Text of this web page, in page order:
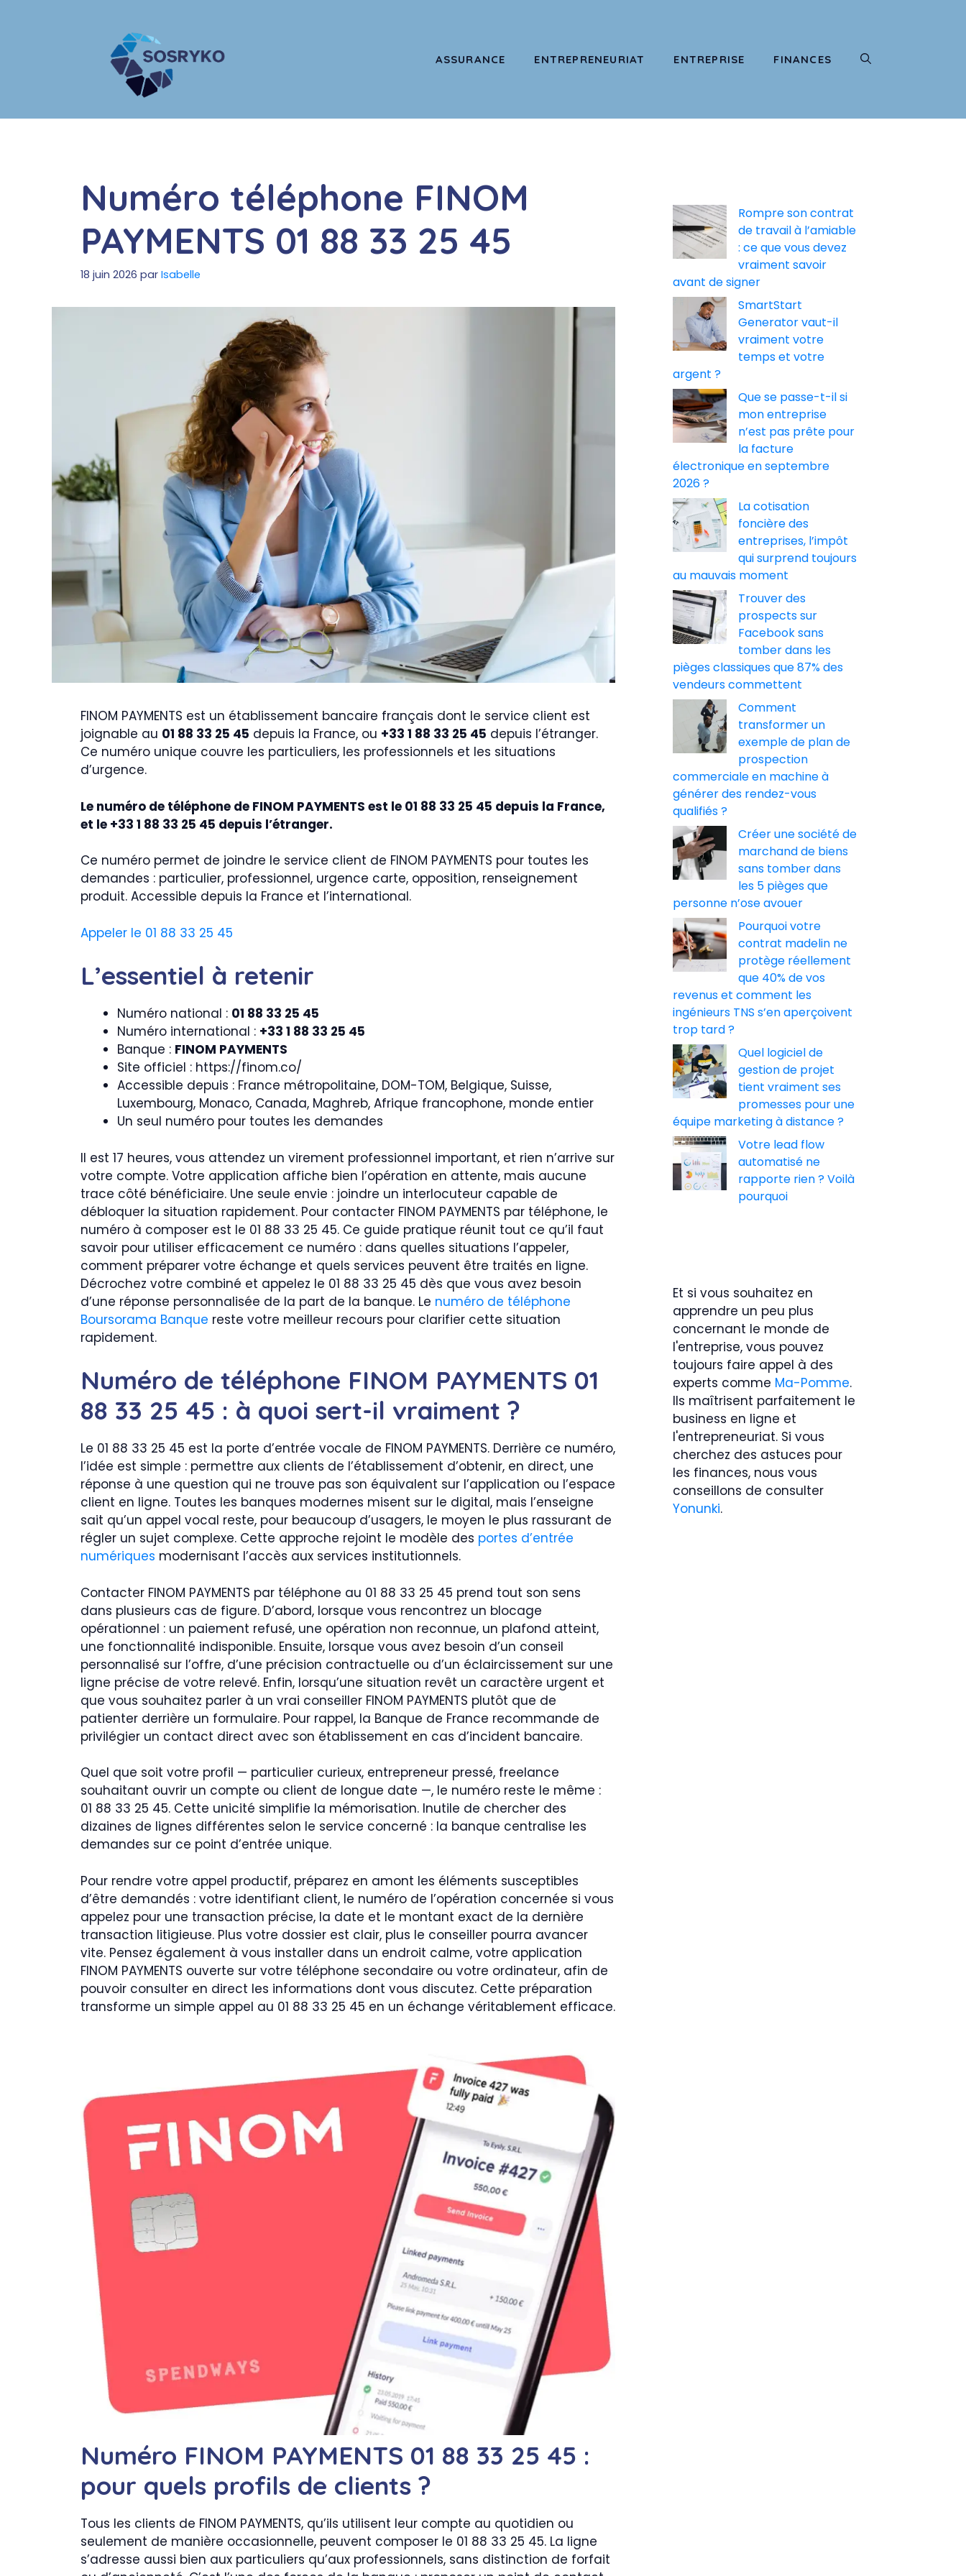
ASSURANCE ENTREPRENEURIAT ENTREPRISE FINANCES
Numéro téléphone FINOM
PAYMENTS 01 88 33 25 45
18 juin 2026 par Isabelle
FINOM PAYMENTS est un établissement bancaire français dont le service client est
joignable au 01 88 33 25 45 depuis la France, ou +33 1 88 33 25 45 depuis l’étranger.
Ce numéro unique couvre les particuliers, les professionnels et les situations
d’urgence.
Le numéro de téléphone de FINOM PAYMENTS est le 01 88 33 25 45 depuis la France,
et le +33 1 88 33 25 45 depuis l’étranger.
Ce numéro permet de joindre le service client de FINOM PAYMENTS pour toutes les
demandes : particulier, professionnel, urgence carte, opposition, renseignement
produit. Accessible depuis la France et l’international.
Appeler le 01 88 33 25 45
L’essentiel à retenir
Numéro national : 01 88 33 25 45
Numéro international : +33 1 88 33 25 45
Banque : FINOM PAYMENTS
Site officiel : https://finom.co/
Accessible depuis : France métropolitaine, DOM-TOM, Belgique, Suisse,
Luxembourg, Monaco, Canada, Maghreb, Afrique francophone, monde entier
Un seul numéro pour toutes les demandes
Il est 17 heures, vous attendez un virement professionnel important, et rien n’arrive sur
votre compte. Votre application affiche bien l’opération en attente, mais aucune
trace côté bénéficiaire. Une seule envie : joindre un interlocuteur capable de
débloquer la situation rapidement. Pour contacter FINOM PAYMENTS par téléphone, le
numéro à composer est le 01 88 33 25 45. Ce guide pratique réunit tout ce qu’il faut
savoir pour utiliser efficacement ce numéro : dans quelles situations l’appeler,
comment préparer votre échange et quels services peuvent être traités en ligne.
Décrochez votre combiné et appelez le 01 88 33 25 45 dès que vous avez besoin
d’une réponse personnalisée de la part de la banque. Le numéro de téléphone
Boursorama Banque reste votre meilleur recours pour clarifier cette situation
rapidement.
Numéro de téléphone FINOM PAYMENTS 01
88 33 25 45 : à quoi sert-il vraiment ?
Le 01 88 33 25 45 est la porte d’entrée vocale de FINOM PAYMENTS. Derrière ce numéro,
l’idée est simple : permettre aux clients de l’établissement d’obtenir, en direct, une
réponse à une question qui ne trouve pas son équivalent sur l’application ou l’espace
client en ligne. Toutes les banques modernes misent sur le digital, mais l’enseigne
sait qu’un appel vocal reste, pour beaucoup d’usagers, le moyen le plus rassurant de
régler un sujet complexe. Cette approche rejoint le modèle des portes d’entrée
numériques modernisant l’accès aux services institutionnels.
Contacter FINOM PAYMENTS par téléphone au 01 88 33 25 45 prend tout son sens
dans plusieurs cas de figure. D’abord, lorsque vous rencontrez un blocage
opérationnel : un paiement refusé, une opération non reconnue, un plafond atteint,
une fonctionnalité indisponible. Ensuite, lorsque vous avez besoin d’un conseil
personnalisé sur l’offre, d’une précision contractuelle ou d’un éclaircissement sur une
ligne précise de votre relevé. Enfin, lorsqu’une situation revêt un caractère urgent et
que vous souhaitez parler à un vrai conseiller FINOM PAYMENTS plutôt que de
patienter derrière un formulaire. Pour rappel, la Banque de France recommande de
privilégier un contact direct avec son établissement en cas d’incident bancaire.
Quel que soit votre profil — particulier curieux, entrepreneur pressé, freelance
souhaitant ouvrir un compte ou client de longue date —, le numéro reste le même :
01 88 33 25 45. Cette unicité simplifie la mémorisation. Inutile de chercher des
dizaines de lignes différentes selon le service concerné : la banque centralise les
demandes sur ce point d’entrée unique.
Pour rendre votre appel productif, préparez en amont les éléments susceptibles
d’être demandés : votre identifiant client, le numéro de l’opération concernée si vous
appelez pour une transaction précise, la date et le montant exact de la dernière
transaction litigieuse. Plus votre dossier est clair, plus le conseiller pourra avancer
vite. Pensez également à vous installer dans un endroit calme, votre application
FINOM PAYMENTS ouverte sur votre téléphone secondaire ou votre ordinateur, afin de
pouvoir consulter en direct les informations dont vous discutez. Cette préparation
transforme un simple appel au 01 88 33 25 45 en un échange véritablement efficace.
Numéro FINOM PAYMENTS 01 88 33 25 45 :
pour quels profils de clients ?
Tous les clients de FINOM PAYMENTS, qu’ils utilisent leur compte au quotidien ou
seulement de manière occasionnelle, peuvent composer le 01 88 33 25 45. La ligne
s’adresse aussi bien aux particuliers qu’aux professionnels, sans distinction de forfait
Rompre son contrat
de travail à l’amiable
: ce que vous devez
vraiment savoir
avant de signer
SmartStart
Generator vaut-il
vraiment votre
temps et votre
argent ?
Que se passe-t-il si
mon entreprise
n’est pas prête pour
la facture
électronique en septembre
2026 ?
La cotisation
foncière des
entreprises, l’impôt
qui surprend toujours
au mauvais moment
Trouver des
prospects sur
Facebook sans
tomber dans les
pièges classiques que 87% des
vendeurs commettent
Comment
transformer un
exemple de plan de
prospection
commerciale en machine à
générer des rendez-vous
qualifiés ?
Créer une société de
marchand de biens
sans tomber dans
les 5 pièges que
personne n’ose avouer
Pourquoi votre
contrat madelin ne
protège réellement
que 40% de vos
revenus et comment les
ingénieurs TNS s’en aperçoivent
trop tard ?
Quel logiciel de
gestion de projet
tient vraiment ses
promesses pour une
équipe marketing à distance ?
Votre lead flow
automatisé ne
rapporte rien ? Voilà
pourquoi
Et si vous souhaitez en
apprendre un peu plus
concernant le monde de
l'entreprise, vous pouvez
toujours faire appel à des
experts comme Ma-Pomme.
Ils maîtrisent parfaitement le
business en ligne et
l'entrepreneuriat. Si vous
cherchez des astuces pour
les finances, nous vous
conseillons de consulter
Yonunki.